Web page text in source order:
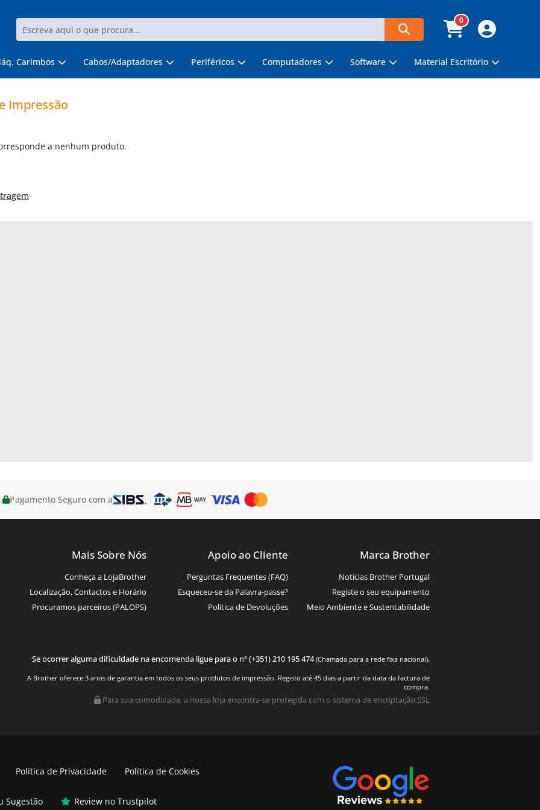
0
Carimbos Cabos/Adaptadores Periféricos Computadores Software Material Escritório
Impressão
a nenhum produto.
Pagamento Seguro com a
Mais Sobre Nós
Conheça a LojaBrother
Localização, Contactos e Horário
Procuramos parceiros (PALOPS)
Apoio ao Cliente
Perguntas Frequentes (FAQ)
Esqueceu-se da Palavra-passe?
Política de Devoluções
Marca Brother
Notícias Brother Portugal
Registe o seu equipamento
Meio Ambiente e Sustentabilidade
Se ocorrer alguma dificuldade na encomenda ligue para o nº (+351) 210 195 474(Chamada para a rede fixa nacional).
A Brother oferece 3 anos de garantia em todos os seus produtos de impressão. Registo até 45 dias a partir da data da factura de
compra.
Para sua comodidade, a nossa loja encontra-se protegida com o sistema de encriptação SSL
Política de Privacidade Política de Cookies
Sugestão Review no Trustpilot